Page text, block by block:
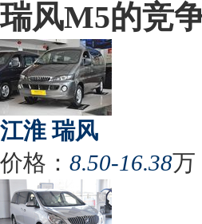
瑞风M5的竞
江淮 瑞风
价格： 8.50-16.38万